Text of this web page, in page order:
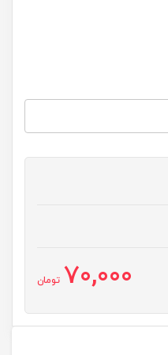
70,000 تومان